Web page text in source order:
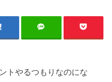
トやるつもりなのにな